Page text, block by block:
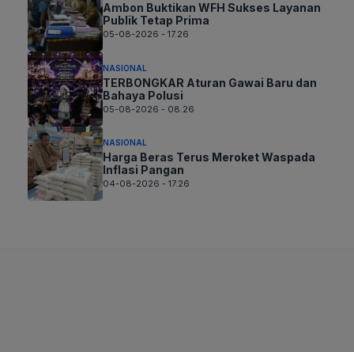
Ambon Buktikan WFH Sukses Layanan
Publik Tetap Prima
05-08-2026 - 17.26
NASIONAL
TERBONGKAR Aturan Gawai Baru dan
Bahaya Polusi
05-08-2026 - 08.26
NASIONAL
Harga Beras Terus Meroket Waspada
Inflasi Pangan
04-08-2026 - 17.26